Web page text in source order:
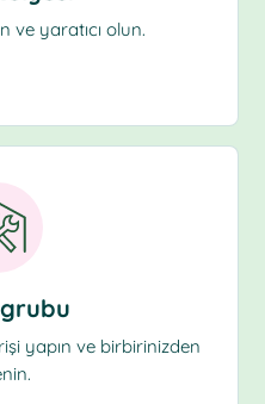
ve yaratıcı olun.
yapın ve birbirinizden